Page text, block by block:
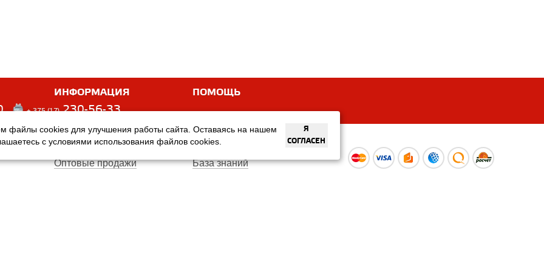
ИНФОРМАЦИЯ ПОМОЩЬ
+ 375 (17) 230-56-33
Оплата
Оптовые продажи
Услуги
База знаний
файлы cookies для улучшения работы сайта. Оставаясь на нашем
с условиями использования файлов cookies.
Я
СОГЛАСЕН